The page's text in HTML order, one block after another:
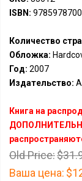
ISBN:
Количество
Обложка:
Год: 2007
Издательство:
Книга на
Old Price:
Ваша цена: